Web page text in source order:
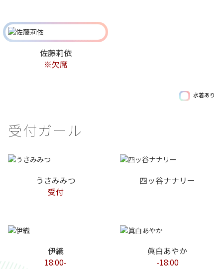
佐藤莉依
※欠席
水着あり
受付ガール
うさみみつ
受付
四ッ谷ナナリー
伊織
18:00-
眞白あやか
-18:00